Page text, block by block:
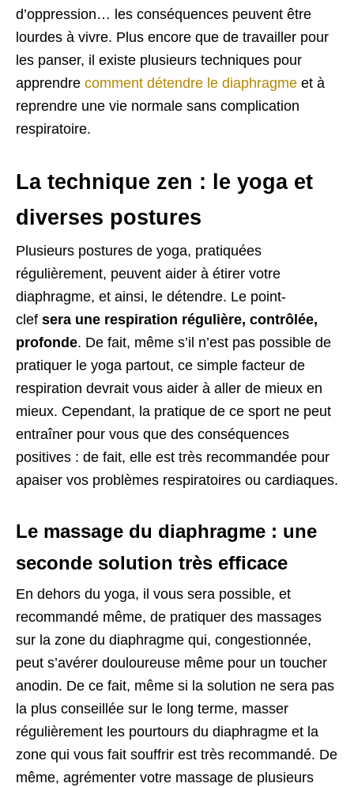
d’oppression… les conséquences peuvent être
lourdes à vivre. Plus encore que de travailler pour
les panser, il existe plusieurs techniques pour
apprendre comment détendre le diaphragme et à
reprendre une vie normale sans complication
respiratoire.
La technique zen : le yoga et
diverses postures
Plusieurs postures de yoga, pratiquées
régulièrement, peuvent aider à étirer votre
diaphragme, et ainsi, le détendre. Le point-
clef sera une respiration régulière, contrôlée,
profonde. De fait, même s’il n’est pas possible de
pratiquer le yoga partout, ce simple facteur de
respiration devrait vous aider à aller de mieux en
mieux. Cependant, la pratique de ce sport ne peut
entraîner pour vous que des conséquences
positives : de fait, elle est très recommandée pour
apaiser vos problèmes respiratoires ou cardiaques.
Le massage du diaphragme : une
seconde solution très efficace
En dehors du yoga, il vous sera possible, et
recommandé même, de pratiquer des massages
sur la zone du diaphragme qui, congestionnée,
peut s’avérer douloureuse même pour un toucher
anodin. De ce fait, même si la solution ne sera pas
la plus conseillée sur le long terme, masser
régulièrement les pourtours du diaphragme et la
zone qui vous fait souffrir est très recommandé. De
même, agrémenter votre massage de plusieurs